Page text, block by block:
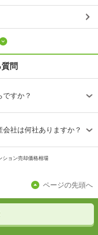
問
すか？
社は何社ありますか？
ション売却価格相場
ページの先頭へ